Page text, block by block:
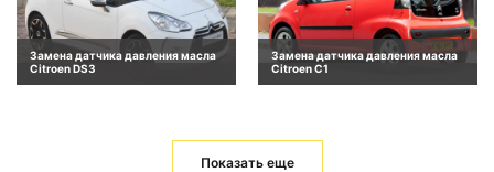
Замена датчика давления масла
Citroen DS3
Замена датчика давления масла
Citroen C1
Показать еще